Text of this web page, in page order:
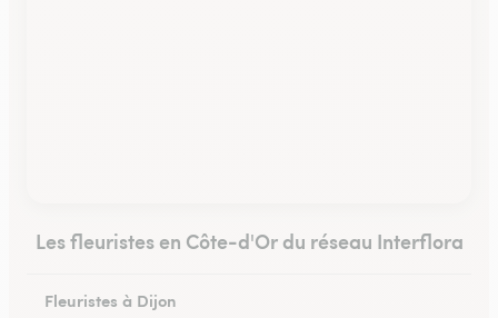
Les fleuristes en Côte-d'Or du réseau Interflora
Fleuristes à Dijon